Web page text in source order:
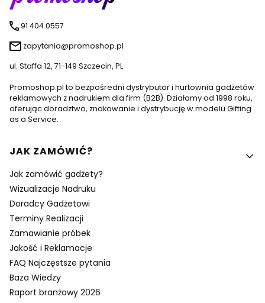
91 404 0557
zapytania@promoshop.pl
ul. Staffa 12, 71-149 Szczecin, PL
Promoshop.pl to bezpośredni dystrybutor i hurtownia gadżetów
reklamowych z nadrukiem dla firm (B2B). Działamy od 1998 roku,
oferując doradztwo, znakowanie i dystrybucję w modelu Gifting
as a Service.
Linki w stopce
JAK ZAMÓWIĆ?
Jak zamówić gadżety?
Wizualizacje Nadruku
Doradcy Gadżetowi
Terminy Realizacji
Zamawianie próbek
Jakość i Reklamacje
FAQ Najczęstsze pytania
Baza Wiedzy
Raport branżowy 2026